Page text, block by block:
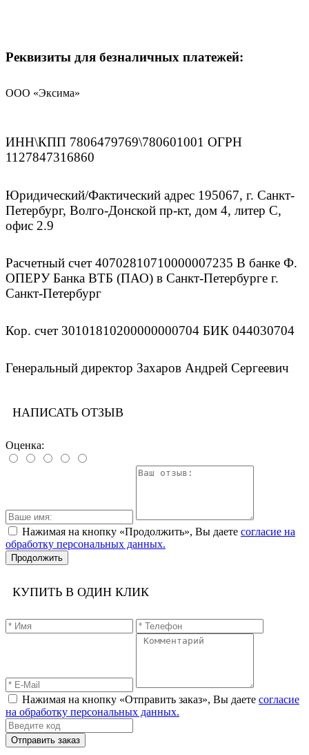
Реквизиты для безналичных платежей:
ООО «Эксима»
ИНН\КПП 7806479769\780601001 ОГРН
1127847316860
Юридический/Фактический адрес 195067, г. Санкт-
Петербург, Волго-Донской пр-кт, дом 4, литер С,
офис 2.9
Расчетный счет 40702810710000007235 В банке Ф.
ОПЕРУ Банка ВТБ (ПАО) в Санкт-Петербурге г.
Санкт-Петербург
Кор. счет 30101810200000000704 БИК 044030704
Генеральный директор Захаров Андрей Сергеевич
НАПИСАТЬ ОТЗЫВ
Оценка:
Нажимая на кнопку «Продолжить», Вы даете согласие на
обработку персональных данных.
Продолжить
КУПИТЬ В ОДИН КЛИК
Нажимая на кнопку «Отправить заказ», Вы даете согласие
на обработку персональных данных.
Отправить заказ